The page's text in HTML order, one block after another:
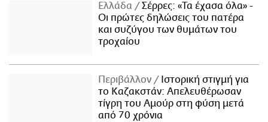
Ελλάδα
Σέρρες: «Τα έχασα όλα» -
Οι πρώτες δηλώσεις του πατέρα
και συζύγου των θυμάτων του
τροχαίου
Περιβάλλον
Ιστορική στιγμή για
το Καζακστάν: Απελευθέρωσαν
τίγρη του Αμούρ στη φύση μετά
από 70 χρόνια